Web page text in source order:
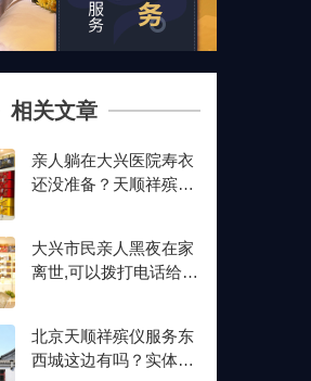
相关文章
亲人躺在大兴医院寿衣
还没准备？天顺祥殡葬
大兴市民亲人黑夜在家
离世,可以拨打电话给天
北京天顺祥殡仪服务东
西城这边有吗？实体店